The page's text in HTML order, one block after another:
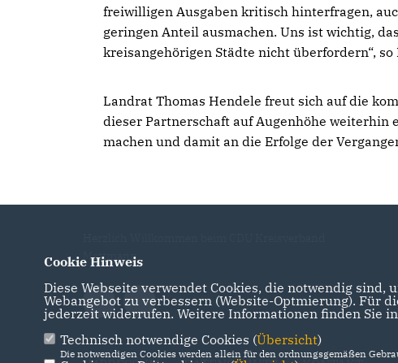
freiwilligen Ausgaben kritisch hinterfragen,
geringen Anteil ausmachen. Uns ist wichtig,
kreisangehörigen Städte nicht überfordern“,
Landrat Thomas Hendele freut sich auf die
dieser Partnerschaft auf Augenhöhe
machen und damit an die Erfolge der
Mettmann
Cookie Hinweis
Diese Webseite verwendet Cookies, die notwendig
Webangebot zu verbessern (Website-Optmierung). Für
jederzeit widerrufen. Weitere Informationen finden Sie
Technisch notwendige Cookies (Übersicht)
Die notwendigen Cookies werden allein für den ordnungsgemäßen